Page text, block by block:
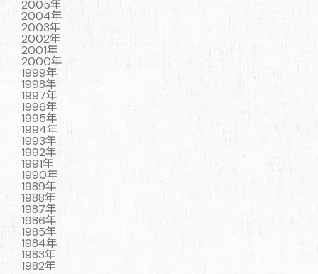
2005年
2004年
2003年
2002年
2001年
2000年
1999年
1998年
1997年
1996年
1995年
1994年
1993年
1992年
1991年
1990年
1989年
1988年
1987年
1986年
1985年
1984年
1983年
1982年